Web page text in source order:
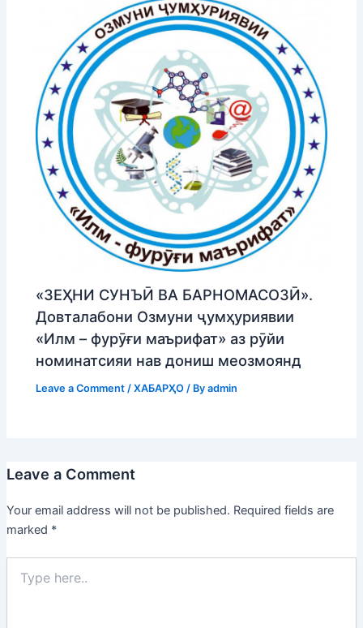
«ЗЕҲНИ СУНЪӢ ВА БАРНОМАСОЗӢ».
Довталабони Озмуни ҷумҳуриявии
«Илм – фурӯғи маърифат» аз рӯйи
номинатсияи нав дониш меозмоянд
Leave a Comment /ХАБАРҲО / Byadmin
Leave a Comment
Your email address will not be published. Required fields are
marked *
here..